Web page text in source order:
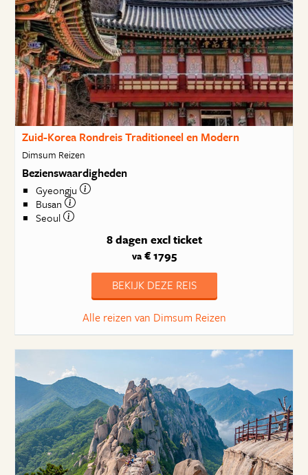
Zuid-Korea Rondreis Traditioneel en Modern
Dimsum Reizen
Bezienswaardigheden
Gyeongju
Busan
Seoul
8 dagen excl ticket
va€ 1795
BEKIJK DEZE REIS
Alle reizen van Dimsum Reizen